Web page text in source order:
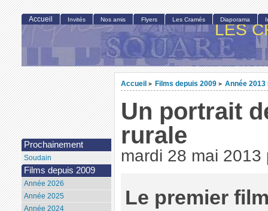
LES
Accueil > Films depuis 2009 > Année 2013
Un portrait
rurale
mardi 28 mai 2013
Le premier
Accueil Invités Nos amis Flyers Les Cramés Diaporama
Prochainement
Soudain
Films depuis 2009
Année 2026
Année 2025
Année 2024